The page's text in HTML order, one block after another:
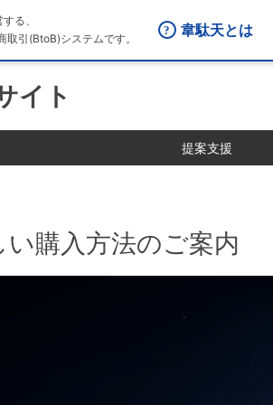
る、
引(BtoB)システムです。
韋駄天とは
イト
提案支援
い購入方法のご案内